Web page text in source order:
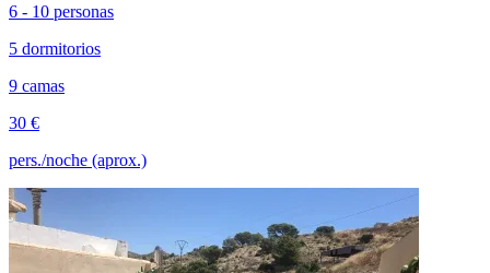
6 - 10 personas
5 dormitorios
9 camas
30 €
pers./noche (aprox.)